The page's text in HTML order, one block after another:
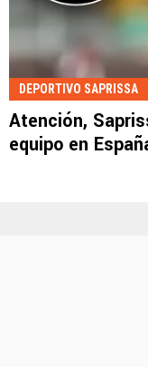
DEPORTIVO SAPRISSA
Atención,
equipo en